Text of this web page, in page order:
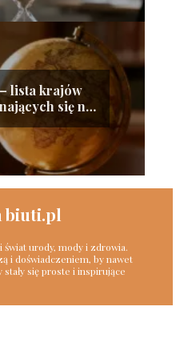
lista krajów
się na
biuti.pl
świat urody, mody i zdrowia.
i doświadczeniem, by nawet
się proste i inspirujące